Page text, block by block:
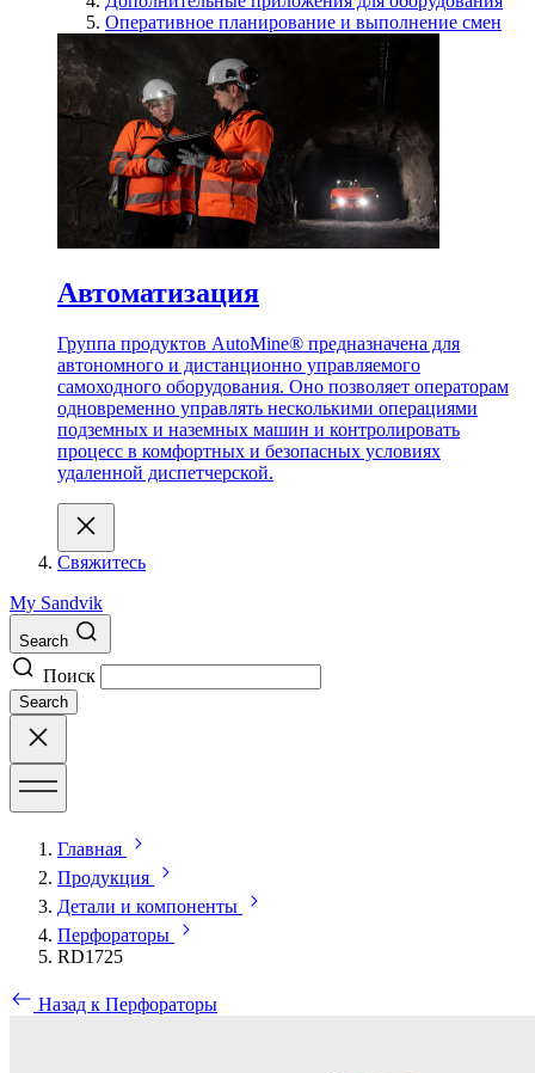
Оперативное планирование и выполнение смен
Автоматизация
Группа продуктов AutoMine® предназначена для
автономного и дистанционно управляемого
самоходного оборудования. Оно позволяет операторам
одновременно управлять несколькими операциями
подземных и наземных машин и контролировать
процесс в комфортных и безопасных условиях
удаленной диспетчерской.
Свяжитесь
My Sandvik
Search
Поиск
Search
Главная
Продукция
Детали и компоненты
Перфораторы
RD1725
Назад к Перфораторы